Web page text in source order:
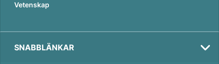
Vetenskap
SNABBLÄNKAR